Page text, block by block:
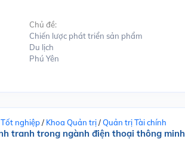
Chủ đề:
Chiến lược phát triển sản phẩm
Du lịch
Phú Yên
nghiệp/ Khoa Quản trị/Quản trị Tài chính
tranh trong ngành điện thoại thông minh